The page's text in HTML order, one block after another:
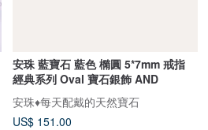
安珠 藍寶石 藍色 橢圓 5*7mm 戒指
經典系列 Oval 寶石銀飾 AND
安珠♦️每天配戴的天然寶石
US$ 151.00